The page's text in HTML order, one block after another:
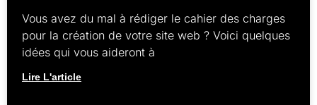
Vous avez du mal à rédiger le cahier des charges
pour la création de votre site web ? Voici quelques
idées qui vous aideront à
Lire L'article